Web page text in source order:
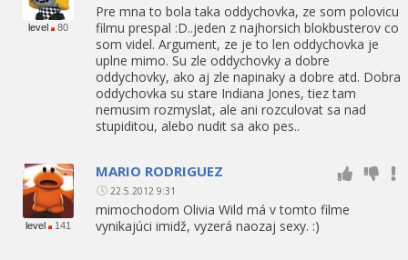
level 80
Pre mna to bola taka oddychovka, ze som polovicu
filmu prespal :D..jeden z najhorsich blokbusterov co
som videl. Argument, ze je to len oddychovka je
uplne mimo. Su zle oddychovky a dobre
oddychovky, ako aj zle napinaky a dobre atd. Dobra
oddychovka su stare Indiana Jones, tiez tam
nemusim rozmyslat, ale ani rozculovat sa nad
stupiditou, alebo nudit sa ako pes..
level 141
MARIO RODRIGUEZ
22.5.2012 9:31
mimochodom Olivia Wild má v tomto filme
vynikajúci imidž, vyzerá naozaj sexy. :)